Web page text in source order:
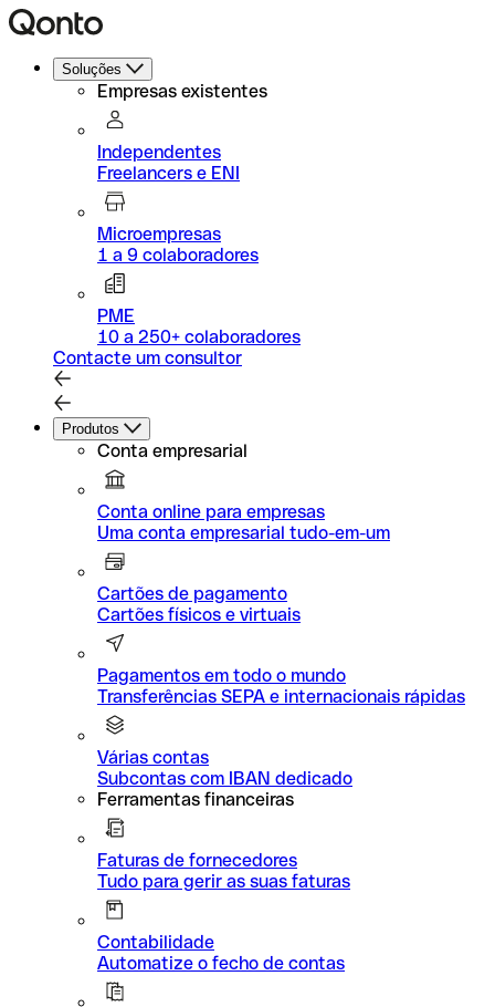
Soluções
Empresas existentes
Independentes
Freelancers e ENI
Microempresas
1 a 9 colaboradores
PME
10 a 250+ colaboradores
Contacte um consultor
Produtos
Conta empresarial
Conta online para empresas
Uma conta empresarial tudo-em-um
Cartões de pagamento
Cartões físicos e virtuais
Pagamentos em todo o mundo
Transferências SEPA e internacionais rápidas
Várias contas
Subcontas com IBAN dedicado
Ferramentas financeiras
Faturas de fornecedores
Tudo para gerir as suas faturas
Contabilidade
Automatize o fecho de contas